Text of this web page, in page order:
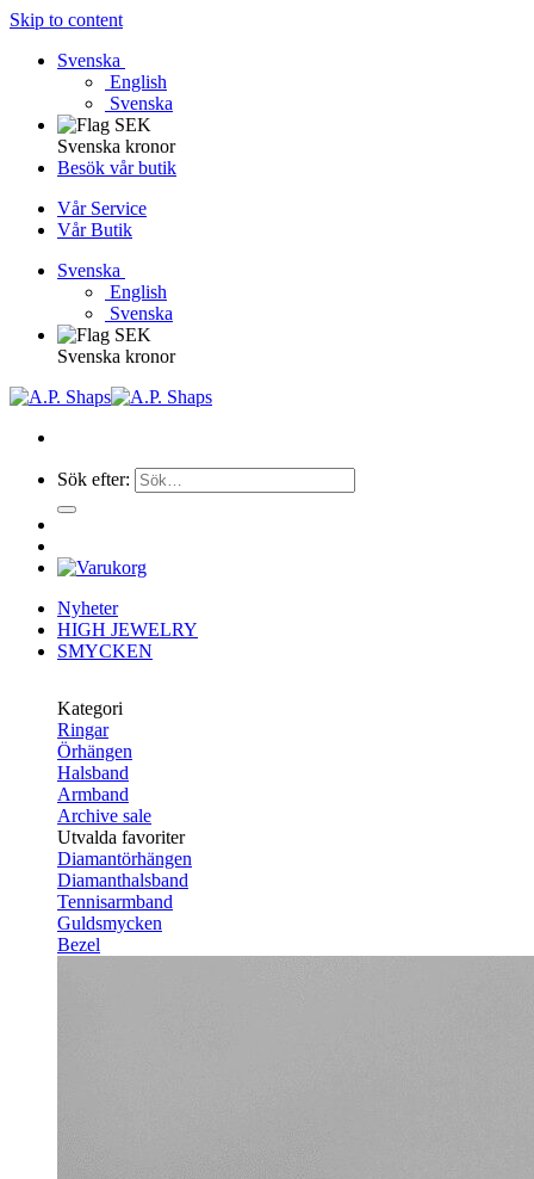
Skip to content
Svenska
English
Svenska
Svenska kronor
Besök vår butik
Vår Service
Vår Butik
Svenska
English
Svenska
Svenska kronor
Sök efter:
Nyheter
HIGH JEWELRY
SMYCKEN
Kategori
Ringar
Örhängen
Halsband
Armband
Archive sale
Utvalda favoriter
Diamantörhängen
Diamanthalsband
Tennisarmband
Guldsmycken
Bezel